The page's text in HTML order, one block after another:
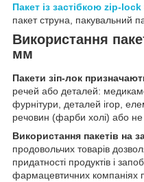
Пакет із застібкою zip-lock
пакет струна, пакувальний
Використання
мм
Пакети зіп-лок
речей або деталей:
фурнітури, деталей ігор,
речовин (фарби холі) або не
Використання пакетів на
продовольчих товарів
придатності продуктів і
фармацевтичних компаніях